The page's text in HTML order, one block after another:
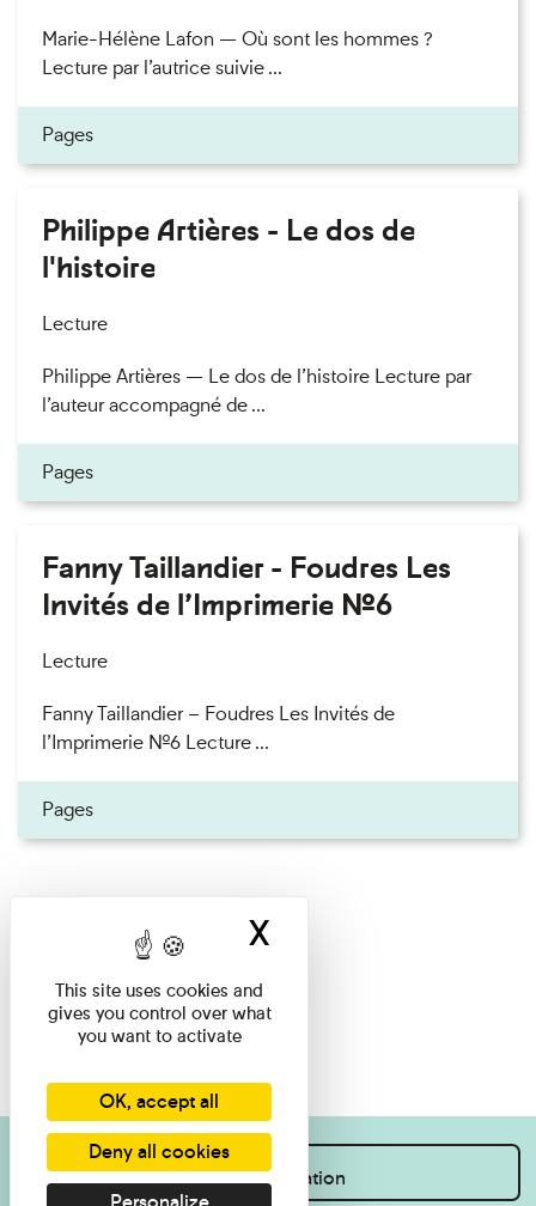
Marie-Hélène Lafon — Où sont les hommes ?
Lecture par l’autrice suivie ...
Pages
Philippe Artières - Le dos de
l'histoire
Lecture
Philippe Artières — Le dos de l’histoire Lecture par
l’auteur accompagné de ...
Pages
Fanny Taillandier - Foudres Les
Invités de l’Imprimerie n°6
Lecture
Fanny Taillandier – Foudres Les Invités de
l’Imprimerie n°6 Lecture ...
Pages
I want information
This site uses cookies and
gives you control over what
you want to activate
OK, accept all
Deny all cookies
X